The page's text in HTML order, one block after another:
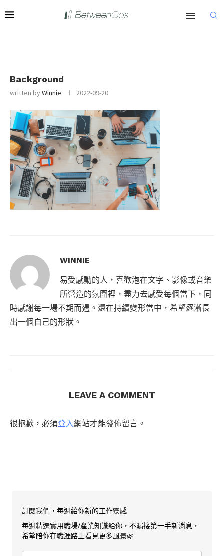
Background
written byWinnie 2022-09-20
WINNIE
易受感動的人，喜歡泡在文字、影像或音樂
所營造的氛圍裡，盡力去感受每個當下，同
時感謝每一場不期而遇。還在持續變形當中，希望逐漸長
出一個自己的形狀。
LEAVE A COMMENT
很抱歉，必須登入網站才能發佈留言。
訂閱我們，每週給你新的工作靈感
每週精選實用職場/產業知識給你，不漏接第一手新消息，
希望陪你在職涯路上看見更多風景🌿